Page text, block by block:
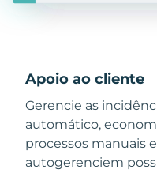
Apoio ao cliente
Gerencie as
automático,
processos manuais
autogerenciem